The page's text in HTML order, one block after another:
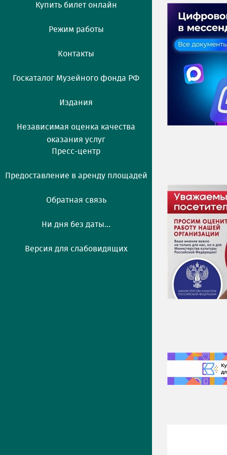
Купить билет онлайн
Режим работы
Контакты
Госкаталог Музейного фонда РФ
Издания
Независимая оценка качества
оказания услуг
Пресс-центр
Предоставление в аренду площадей
Обратная связь
Ни дня без даты...
Версия для слабовидящих